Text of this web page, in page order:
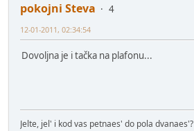
pokojni Steva
4
12-01-2011, 02:34:54
Dovoljna je i tačka na plafonu...
Jelte, jel' i kod vas petnaes' do pola dvanaes'?